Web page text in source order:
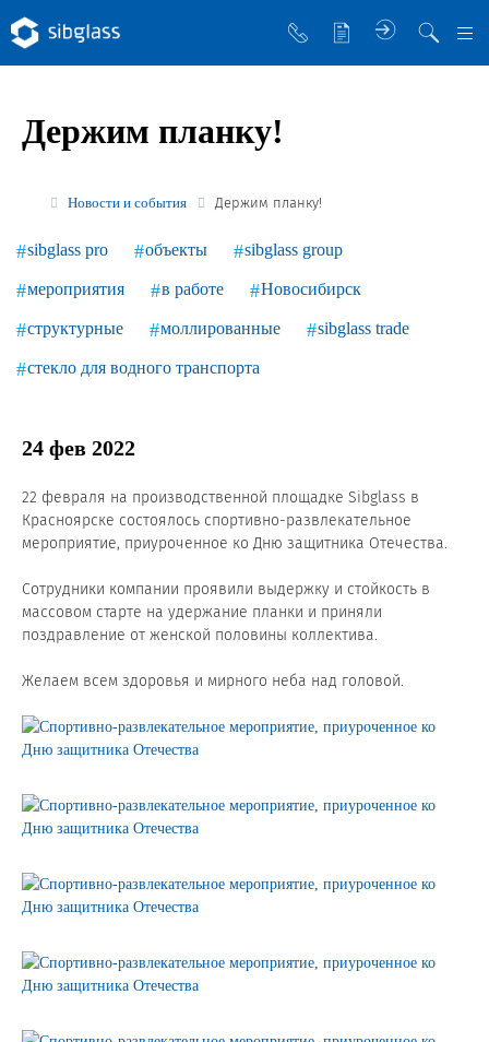
Управляющая компания
Реквизиты
Новости и события
Продажа недвижимости
Продукция
Листовое стекло
Стекло для строительства и интерьера
Стекло для машиностроения
Стекло для мебели, оборудования и бытовой техники
Светопрозрачные конструкции для розничных
заказчиков
Техподдержка
Держим планку!
Новости и события Держим планку!
24 фев 2022
22 февраля на производственной площадке Sibglass в
Красноярске состоялось спортивно-развлекательное
мероприятие, приуроченное ко Дню защитника Отечества.
Сотрудники компании проявили выдержку и стойкость в
массовом старте на удержание планки и приняли
поздравление от женской половины коллектива.
Желаем всем здоровья и мирного неба над головой.
sibglass pro объекты sibglass group
мероприятия в работе Новосибирск
структурные моллированные sibglass trade
стекло для водного транспорта